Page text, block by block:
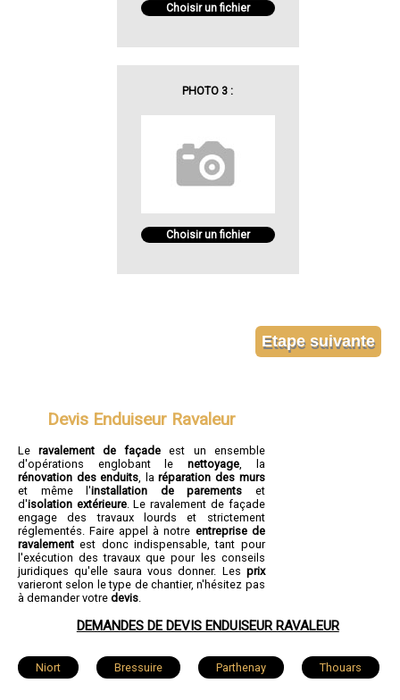
Choisir un fichier
PHOTO 3 :
Choisir un fichier
Devis Enduiseur Ravaleur
Leravalement de façade est un ensemble
d'opérations englobant le nettoyage, la
rénovation des enduits , laréparation des murs
et même l'installation de parements et
d'isolation extérieure. Le ravalement de façade
engage des travaux lourds et strictement
réglementés. Faire appel à notre entreprise de
ravalement est donc indispensable, tant pour
l'exécution des travaux que pour les conseils
juridiques qu'elle saura vous donner. Les prix
varieront selon le type de chantier, n'hésitez pas
à demander votre devis
DEMANDES DE DEVIS ENDUISEUR RAVALEUR
Niort Bressuire Parthenay Thouars